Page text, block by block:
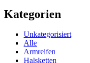
Kategorien
Unkategorisiert
Alle
Armreifen
Halsketten